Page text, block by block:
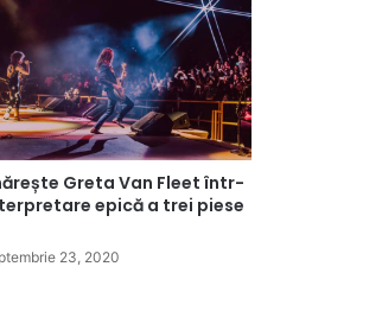
Greta Van Fleet într-
epică a trei piese
23, 2020